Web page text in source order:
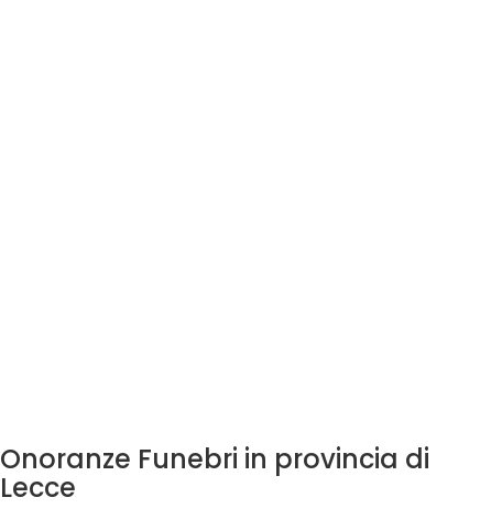
Onoranze Funebri in provincia di
Lecce